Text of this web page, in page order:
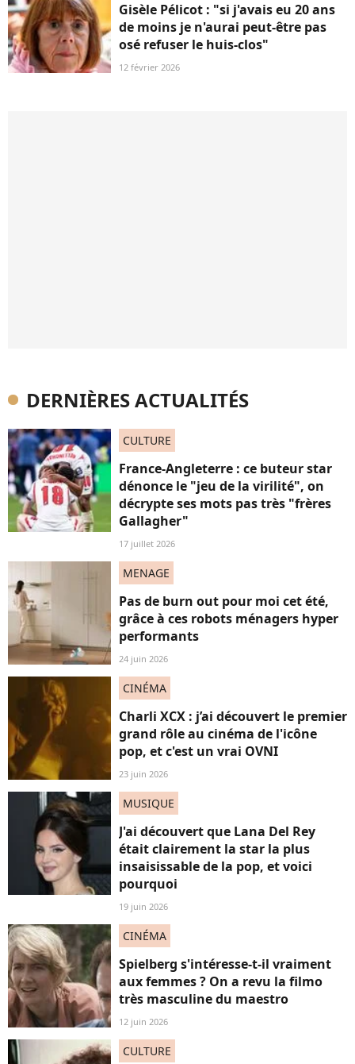
Gisèle Pélicot : "si j'avais eu 20 ans
de moins je n'aurai peut-être pas
osé refuser le huis-clos"
12 février 2026
DERNIÈRES ACTUALITÉS
CULTURE
France-Angleterre : ce buteur star
dénonce le "jeu de la virilité", on
décrypte ses mots pas très "frères
Gallagher"
17 juillet 2026
MENAGE
Pas de burn out pour moi cet été,
grâce à ces robots ménagers hyper
performants
24 juin 2026
CINÉMA
Charli XCX : j’ai découvert le premier
grand rôle au cinéma de l'icône
pop, et c'est un vrai OVNI
23 juin 2026
MUSIQUE
J'ai découvert que Lana Del Rey
était clairement la star la plus
insaisissable de la pop, et voici
pourquoi
19 juin 2026
CINÉMA
Spielberg s'intéresse-t-il vraiment
aux femmes ? On a revu la filmo
très masculine du maestro
12 juin 2026
CULTURE